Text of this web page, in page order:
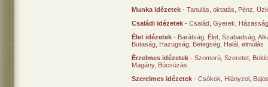
Munka idézetek - Tanulás, oktatás Pénz
Családi idézetek - Család Gyerek
Élet idézetek - Barátság Élet Szabadság
Butaság Hazugság Betegség Halál, elmúlás
Érzelmes idézetek - Szomorú Szeretet
Magány, Búcsúzás
Szerelmes idézetek - Csókok Hiányzol